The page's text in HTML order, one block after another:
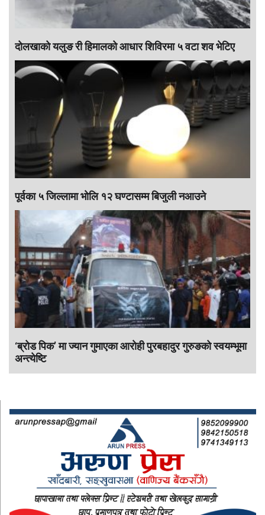
दोलखाको यलुङ री हिमालको आधार शिविरमा ५ वटा शव भेटिए
पूर्वका ५ जिल्लामा भाेलि १२ घण्टासम्म बिजुली नआउने
‘ब्रोड पिक’ मा ज्यान गुमाएका आराेही पुरबहादुर गुरुङको स्वयम्भूमा
अन्त्येष्टि